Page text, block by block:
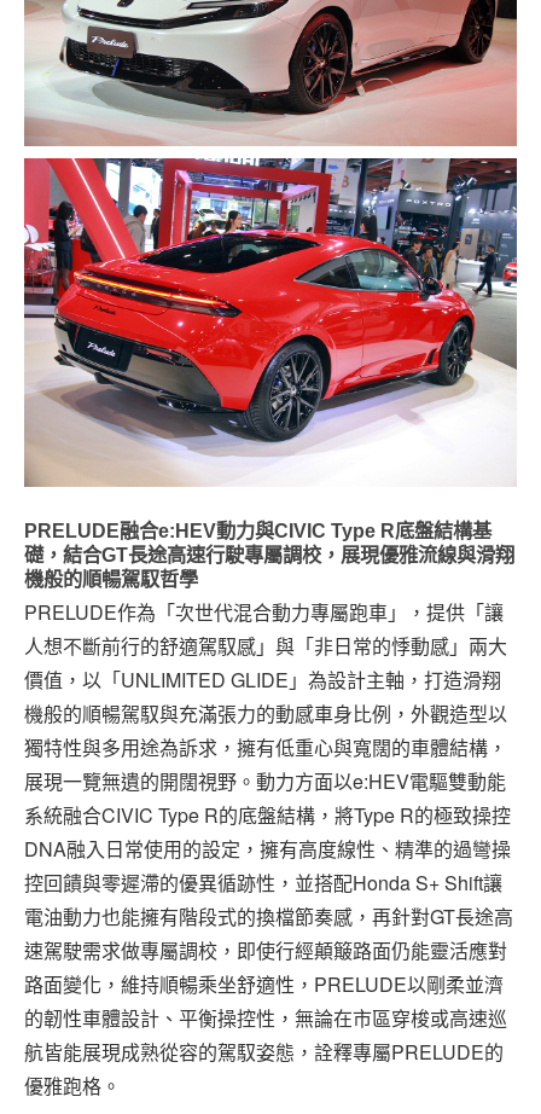
PRELUDE融合e:HEV動力與CIVIC Type R底盤結構基
礎，結合GT長途高速行駛專屬調校，展現優雅流線與滑翔
機般的順暢駕馭哲學
PRELUDE作為「次世代混合動力專屬跑車」，提供「讓
人想不斷前行的舒適駕馭感」與「非日常的悸動感」兩大
價值，以「UNLIMITED GLIDE」為設計主軸，打造滑翔
機般的順暢駕馭與充滿張力的動感車身比例，外觀造型以
獨特性與多用途為訴求，擁有低重心與寬闊的車體結構，
展現一覽無遺的開闊視野。動力方面以e:HEV電驅雙動能
系統融合CIVIC Type R的底盤結構，將Type R的極致操控
DNA融入日常使用的設定，擁有高度線性、精準的過彎操
控回饋與零遲滯的優異循跡性，並搭配Honda S+ Shift讓
電油動力也能擁有階段式的換檔節奏感，再針對GT長途高
速駕駛需求做專屬調校，即使行經顛簸路面仍能靈活應對
路面變化，維持順暢乘坐舒適性，PRELUDE以剛柔並濟
的韌性車體設計、平衡操控性，無論在市區穿梭或高速巡
航皆能展現成熟從容的駕馭姿態，詮釋專屬PRELUDE的
優雅跑格。